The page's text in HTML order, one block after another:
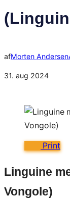
afMorten Andersen
31. aug 2024
Print
Linguine
Vongole)